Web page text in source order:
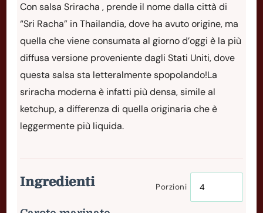
Con salsa Sriracha , prende il nome dalla città di
“Sri Racha” in Thailandia, dove ha avuto origine, ma
quella che viene consumata al giorno d’oggi è la più
diffusa versione proveniente dagli Stati Uniti, dove
questa salsa sta letteralmente spopolando!La
sriracha moderna è infatti più densa, simile al
ketchup, a differenza di quella originaria che è
leggermente più liquida.
Ingredienti Porzioni